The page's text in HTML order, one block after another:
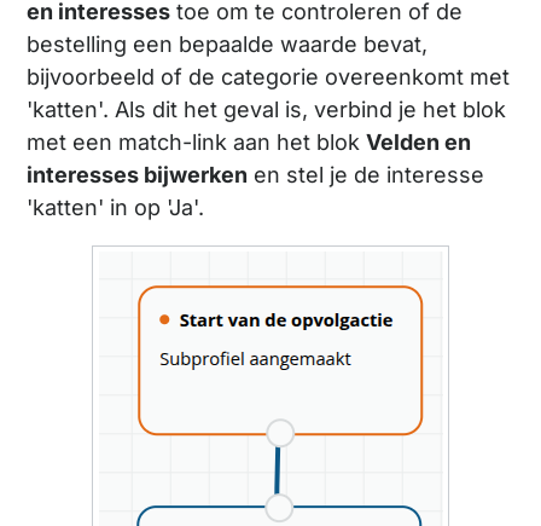
en interesses toe om te controleren of de
bestelling een bepaalde waarde bevat,
bijvoorbeeld of de categorie overeenkomt met
'katten'. Als dit het geval is, verbind je het blok
met een match-link aan het blokVelden en
interesses bijwerken en stel je de interesse
'katten' in op 'Ja'.